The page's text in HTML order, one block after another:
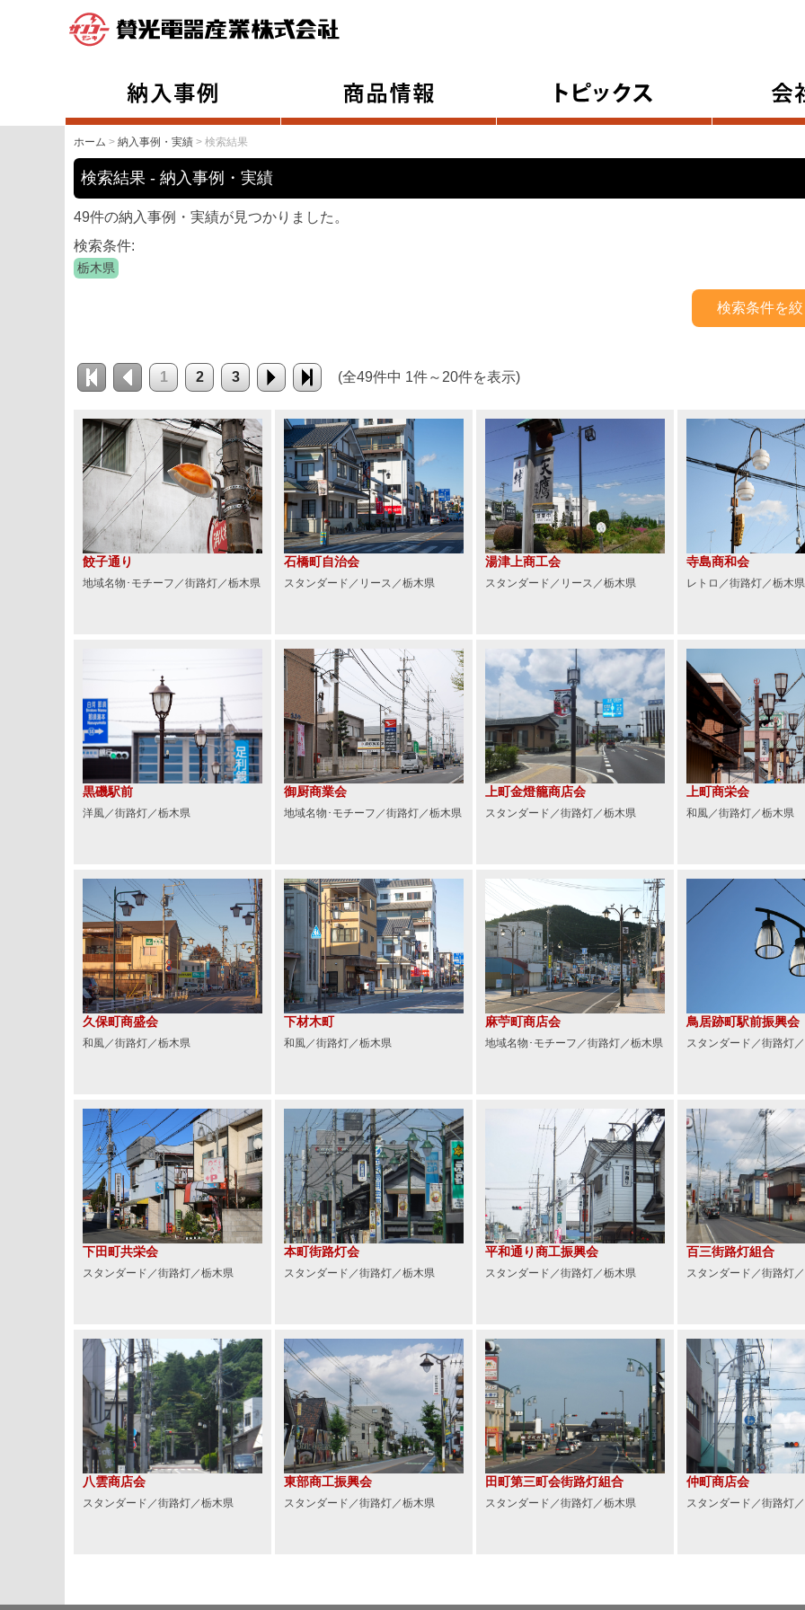
ホーム > 納入事例・実績 > 検索結果
検索結果 - 納入事例・実績
49件の納入事例・実績が見つかりました。
検索条件:
栃木県
1 2 3 (全49件中 1件～20件を表示)
餃子通り
地域名物･モチーフ／街路灯／栃木県
石橋町自治会
スタンダード／リース／栃木県
湯津上商工会
スタンダード／リース／栃木県
寺島商和会
レトロ／街路灯／栃木県
黒磯駅前
洋風／街路灯／栃木県
御厨商業会
地域名物･モチーフ／街路灯／栃木県
上町金燈籠商店会
スタンダード／街路灯／栃木県
上町商栄会
和風／街路灯／栃木県
久保町商盛会
和風／街路灯／栃木県
下材木町
和風／街路灯／栃木県
麻苧町商店会
地域名物･モチーフ／街路灯／栃木県
鳥居跡町駅前振興会
スタンダード／街路灯
下田町共栄会
スタンダード／街路灯／栃木県
本町街路灯会
スタンダード／街路灯／栃木県
平和通り商工振興会
スタンダード／街路灯／栃木県
百三街路灯組合
スタンダード／街路灯
八雲商店会
スタンダード／街路灯／栃木県
東部商工振興会
スタンダード／街路灯／栃木県
田町第三町会街路灯組合
スタンダード／街路灯／栃木県
仲町商店会
スタンダード／街路灯